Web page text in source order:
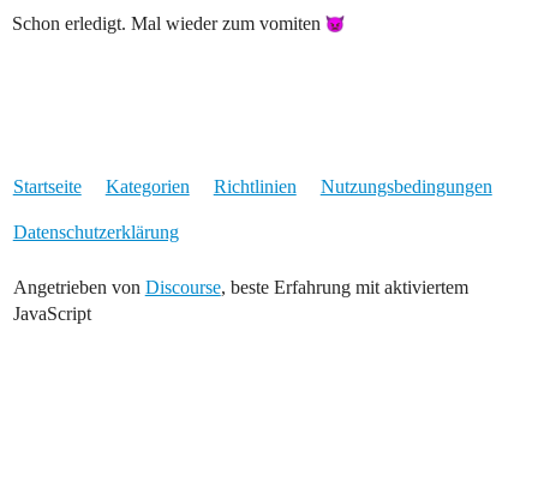
Schon erledigt. Mal wieder zum vomiten
Startseite Kategorien Richtlinien Nutzungsbedingungen
Datenschutzerklärung
Angetrieben von Discourse, beste Erfahrung mit aktiviertem
JavaScript